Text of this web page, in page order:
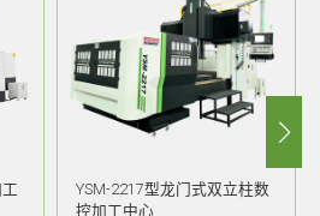
YSM-2217型龙门式双立柱数
控加工中心